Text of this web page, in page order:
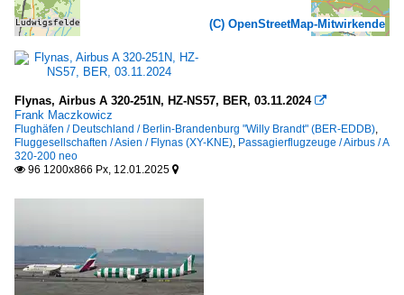
(C) OpenStreetMap-Mitwirkende
Flynas, Airbus A 320-251N, HZ-NS57, BER, 03.11.2024 
Frank Maczkowicz
Flughäfen / Deutschland / Berlin-Brandenburg "Willy Brandt" (BER-EDDB),
Fluggesellschaften / Asien / Flynas (XY-KNE), Passagierflugzeuge / Airbus / A
320-200 neo
 96 1200x866 Px, 12.01.2025 